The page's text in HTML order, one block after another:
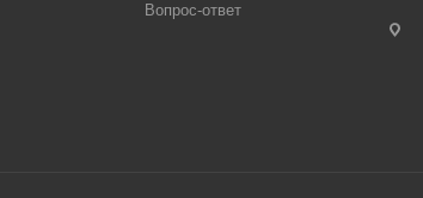
Вопрос-ответ